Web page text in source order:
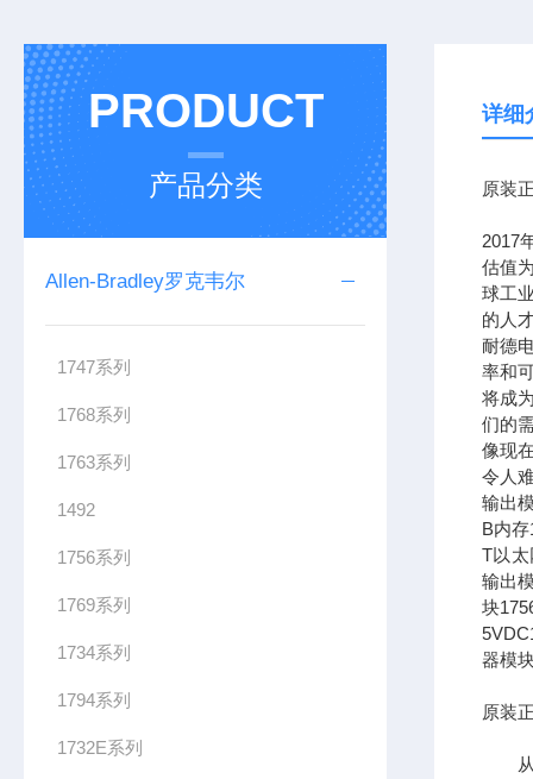
PRODUCT
产品分类
Allen-Bradley罗克韦尔
1747系列
1768系列
1763系列
1492
1756系列
1769系列
1734系列
1794系列
1732E系列
详细
原装
2017
估值
球工
的人
耐德
率和
将成
们的
像现
令人
输出
B内
T以太
输出
块
器模
原装
从全